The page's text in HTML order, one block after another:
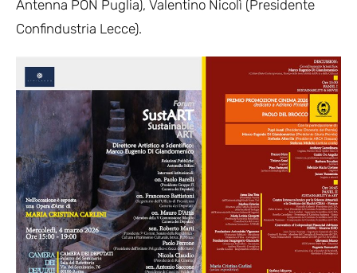
Antenna PON Puglia), Valentino Nicolì (Presidente
Confindustria Lecce).